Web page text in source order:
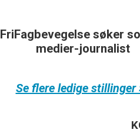
FriFagbevegelse søker
medier-journalist
Se flere ledige stillinger